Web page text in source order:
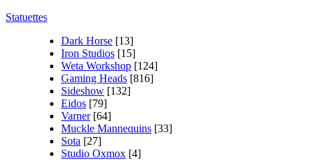
Statuettes
Dark Horse [13]
Iron Studios [15]
Weta Workshop [124]
Gaming Heads [816]
Sideshow [132]
Eidos [79]
Varner [64]
Muckle Mannequins [33]
Sota [27]
Studio Oxmox [4]